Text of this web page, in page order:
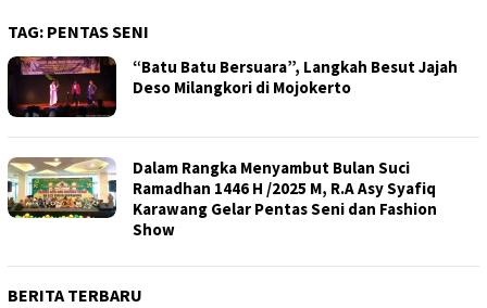
TAG: PENTAS SENI
“Batu Batu Bersuara”, Langkah Besut Jajah
Deso Milangkori di Mojokerto
Dalam Rangka Menyambut Bulan Suci
Ramadhan 1446 H /2025 M, R.A Asy Syafiq
Karawang Gelar Pentas Seni dan Fashion
Show
BERITA TERBARU